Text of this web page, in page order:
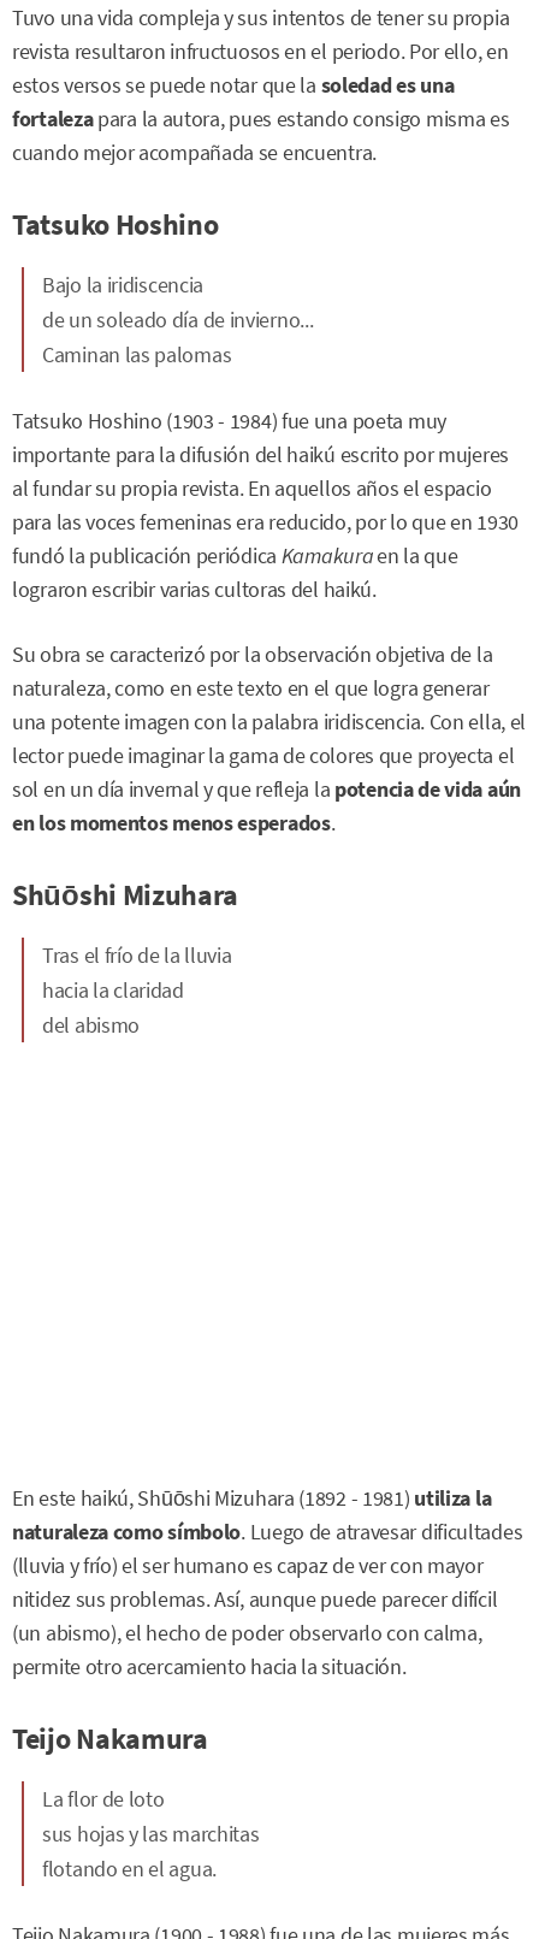
Tuvo una vida compleja y sus intentos de tener su propia
revista resultaron infructuosos en el periodo. Por ello, en
estos versos se puede notar que la soledad es una
fortalezapara la autora, pues estando consigo misma es
cuando mejor acompañada se encuentra.
Tatsuko Hoshino
Bajo la iridiscencia
de un soleado día de invierno...
Caminan las palomas
Tatsuko Hoshino (1903 - 1984) fue una poeta muy
importante para la difusión del haikú escrito por mujeres
al fundar su propia revista. En aquellos años el espacio
para las voces femeninas era reducido, por lo que en 1930
fundó la publicación periódica Kamakuraen la que
lograron escribir varias cultoras del haikú.
Su obra se caracterizó por la observación objetiva de la
naturaleza, como en este texto en el que logra generar
una potente imagen con la palabra iridiscencia. Con ella, el
lector puede imaginar la gama de colores que proyecta el
sol en un día invernal y que refleja la potencia de vida aún
en los momentos menos esperados.
Shūōshi Mizuhara
Tras el frío de la lluvia
hacia la claridad
del abismo
En este haikú, Shūōshi Mizuhara (1892 - 1981) utiliza la
naturaleza como símbolo. Luego de atravesar dificultades
(lluvia y frío) el ser humano es capaz de ver con mayor
nitidez sus problemas. Así, aunque puede parecer difícil
(un abismo), el hecho de poder observarlo con calma,
permite otro acercamiento hacia la situación.
Teijo Nakamura
La flor de loto
sus hojas y las marchitas
flotando en el agua.